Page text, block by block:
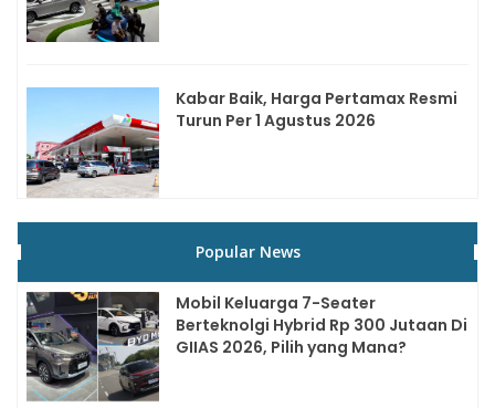
Kabar Baik, Harga Pertamax Resmi
Turun Per 1 Agustus 2026
Popular News
Mobil Keluarga 7-Seater
Berteknolgi Hybrid Rp 300 Jutaan Di
GIIAS 2026, Pilih yang Mana?